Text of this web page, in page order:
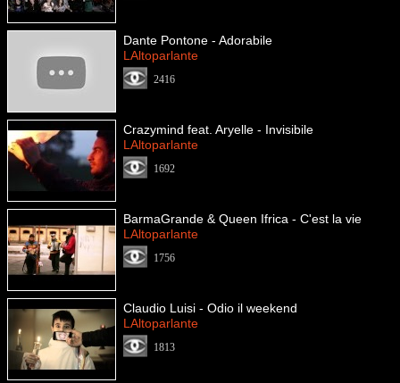
Dante Pontone - Adorabile
LAltoparlante
2416
Crazymind feat. Aryelle - Invisibile
LAltoparlante
1692
BarmaGrande & Queen Ifrica - C'est la vie
LAltoparlante
1756
Claudio Luisi - Odio il weekend
LAltoparlante
1813